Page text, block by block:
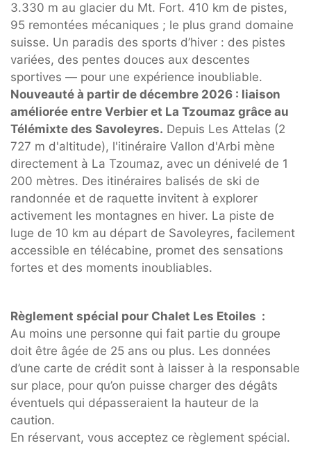
3.330 m au glacier du Mt. Fort. 410 km de pistes,
95 remontées mécaniques ; le plus grand domaine
suisse. Un paradis des sports d’hiver : des pistes
variées, des pentes douces aux descentes
sportives — pour une expérience inoubliable.
Nouveauté à partir de décembre 2026 : liaison
améliorée entre Verbier et La Tzoumaz grâce au
Télémixte des Savoleyres. Depuis Les Attelas (2
727 m d'altitude), l'itinéraire Vallon d'Arbi mène
directement à La Tzoumaz, avec un dénivelé de 1
200 mètres. Des itinéraires balisés de ski de
randonnée et de raquette invitent à explorer
activement les montagnes en hiver. La piste de
luge de 10 km au départ de Savoleyres, facilement
accessible en télécabine, promet des sensations
fortes et des moments inoubliables.
Règlement spécial pour Chalet Les Etoiles :
Au moins une personne qui fait partie du groupe
doit être âgée de 25 ans ou plus. Les données
d’une carte de crédit sont à laisser à la responsable
sur place, pour qu’on puisse charger des dégâts
éventuels qui dépasseraient la hauteur de la
caution.
En réservant, vous acceptez ce règlement spécial.